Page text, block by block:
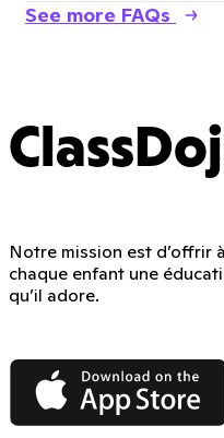
See more FAQs
Notre mission est d’offrir à
chaque enfant une
qu’il adore.
App Store